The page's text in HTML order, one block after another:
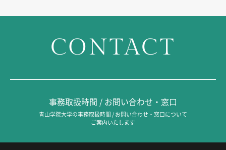
CONTACT
事務取扱時間 / お問い合わせ・窓口
青山学院大学の事務取扱時間 / お問い合わせ・窓口について
ご案内いたします